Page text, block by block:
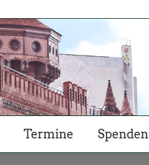
Termine Spenden